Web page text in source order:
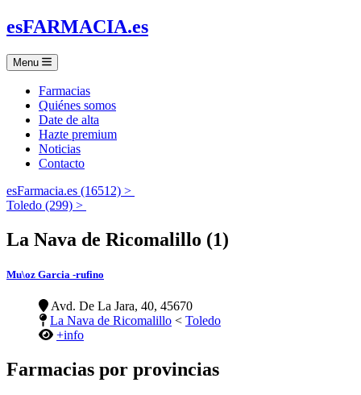
esFARMACIA.es
Menu
Farmacias
Quiénes somos
Date de alta
Hazte premium
Noticias
Contacto
esFarmacia.es (16512) >
Toledo (299) >
La Nava de Ricomalillo (1)
Mu\oz Garcia -rufino
Avd. De La Jara, 40, 45670
La Nava de Ricomalillo < Toledo
+info
Farmacias por provincias